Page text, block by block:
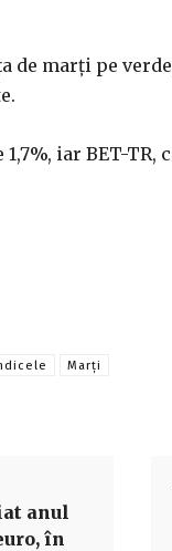
de marţi pe
iar BET-TR,
Marţi
anul
în